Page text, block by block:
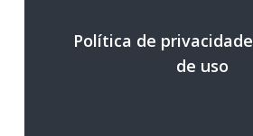
Política de privacidade
de uso